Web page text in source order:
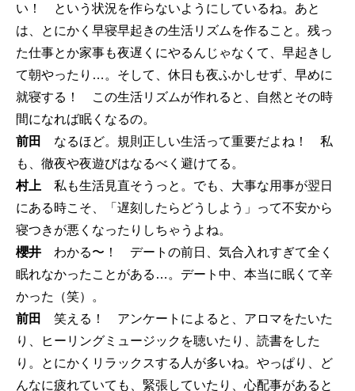
い！ という状況を作らないようにしているね。あと
は、とにかく早寝早起きの生活リズムを作ること。残っ
た仕事とか家事も夜遅くにやるんじゃなくて、早起きし
て朝やったり…。そして、休日も夜ふかしせず、早めに
就寝する！ この生活リズムが作れると、自然とその時
間になれば眠くなるの。
前田
なるほど。規則正しい生活って重要だよね！ 私
も、徹夜や夜遊びはなるべく避けてる。
村上 私も生活見直そうっと。でも、大事な用事が翌日
にある時こそ、「遅刻したらどうしよう」って不安から
寝つきが悪くなったりしちゃうよね。
櫻井 わかる〜！ デートの前日、気合入れすぎて全く
眠れなかったことがある…。デート中、本当に眠くて辛
かった（笑）。
前田
笑える！ アンケートによると、アロマをたいた
り、ヒーリングミュージックを聴いたり、読書をした
り。とにかくリラックスする人が多いね。やっぱり、ど
んなに疲れていても、緊張していたり、心配事があると